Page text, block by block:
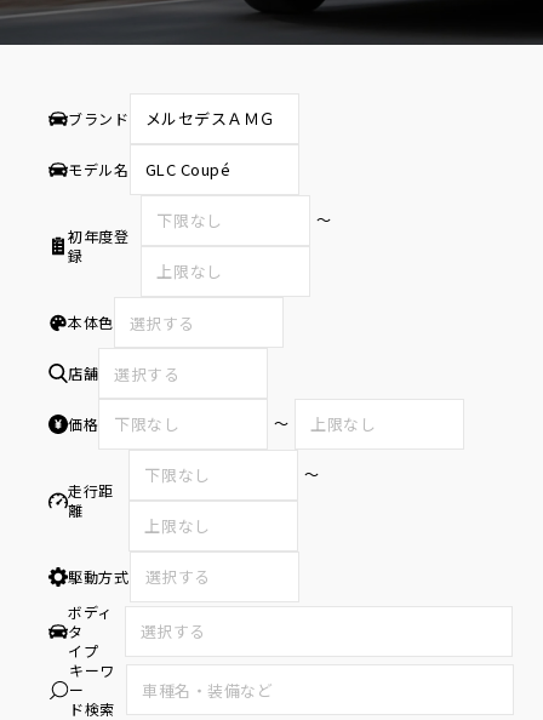
ブランド
モデル名
初年度登
録
〜
本体色 選択する
店舗 選択する
価格 〜
走行距
離
〜
駆動方式
ボディ
タ
イプ
キーワ
ー
ド検索